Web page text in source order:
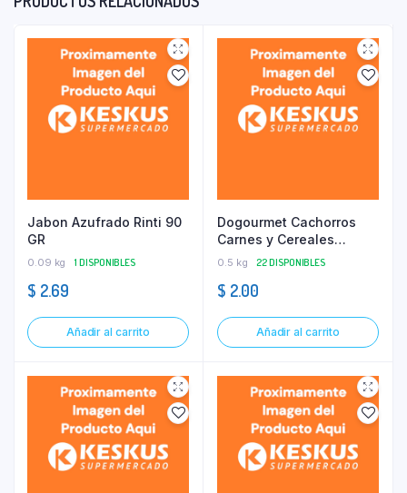
Jabon Azufrado Rinti 90
GR
0.09 kg 1 DISPONIBLES
$ 2.69
Añadir al carrito
Dogourmet Cachorros
Carnes y Cereales
Granel 500 GR
0.5 kg 22 DISPONIBLES
$ 2.00
Añadir al carrito